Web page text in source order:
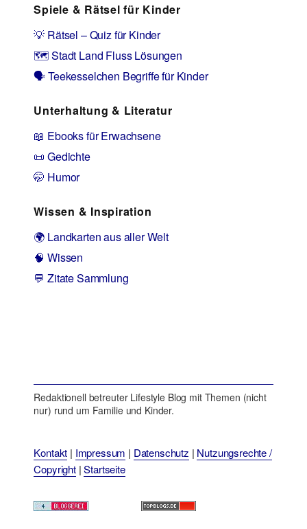
Spiele & Rätsel für Kinder
💡 Rätsel – Quiz für Kinder
🗺️ Stadt Land Fluss Lösungen
🗣️ Teekesselchen Begriffe für Kinder
Unterhaltung & Literatur
📖 Ebooks für Erwachsene
📜 Gedichte
🤭 Humor
Wissen & Inspiration
🌍 Landkarten aus aller Welt
🧠 Wissen
💬 Zitate Sammlung
Redaktionell betreuter Lifestyle Blog mit Themen (nicht
nur) rund um Familie und Kinder.
Kontakt | Impressum | Datenschutz | Nutzungsrechte /
Copyright|Startseite